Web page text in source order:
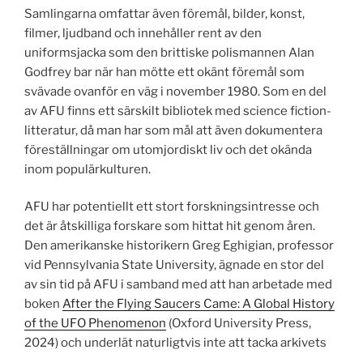
Samlingarna omfattar även föremål, bilder, konst,
filmer, ljudband och innehåller rent av den
uniformsjacka som den brittiske polismannen Alan
Godfrey bar när han mötte ett okänt föremål som
svävade ovanför en väg i november 1980. Som en del
av AFU finns ett särskilt bibliotek med science fiction-
litteratur, då man har som mål att även dokumentera
föreställningar om utomjordiskt liv och det okända
inom populärkulturen.
AFU har potentiellt ett stort forskningsintresse och
det är åtskilliga forskare som hittat hit genom åren.
Den amerikanske historikern Greg Eghigian, professor
vid Pennsylvania State University, ägnade en stor del
av sin tid på AFU i samband med att han arbetade med
boken After the Flying Saucers Came: A Global History
of the UFO Phenomenon (Oxford University Press,
2024) och underlät naturligtvis inte att tacka arkivets